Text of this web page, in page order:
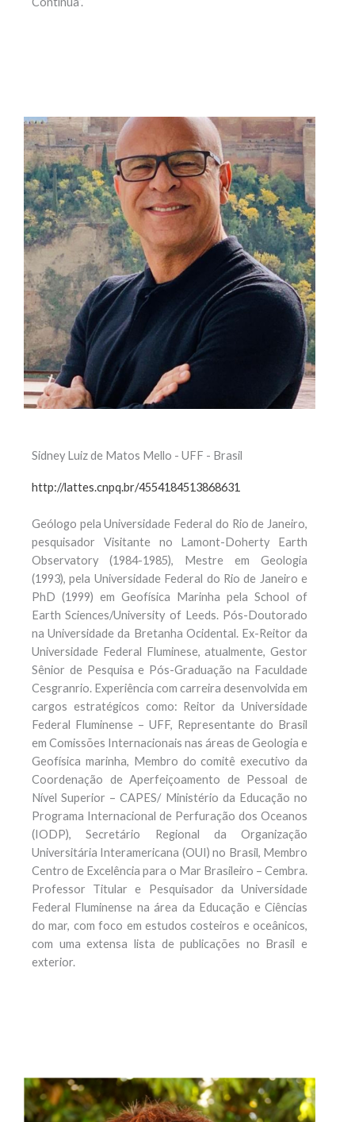
Sidney Luiz de Matos Mello - UFF - Brasil
http://lattes.cnpq.br/4554184513868631
Geólogo pela Universidade Federal do Rio de Janeiro,
pesquisador Visitante no Lamont-Doherty Earth
Observatory (1984-1985), Mestre em Geologia
(1993), pela Universidade Federal do Rio de Janeiro e
PhD (1999) em Geofísica Marinha pela School of
Earth Sciences/University of Leeds. Pós-Doutorado
na Universidade da Bretanha Ocidental. Ex-Reitor da
Universidade Federal Fluminese, atualmente, Gestor
Sênior de Pesquisa e Pós-Graduação na Faculdade
Cesgranrio. Experiência com carreira desenvolvida em
cargos estratégicos como: Reitor da Universidade
Federal Fluminense – UFF, Representante do Brasil
em Comissões Internacionais nas áreas de Geologia e
Geofísica marinha, Membro do comitê executivo da
Coordenação de Aperfeiçoamento de Pessoal de
Nível Superior – CAPES/ Ministério da Educação no
Programa Internacional de Perfuração dos Oceanos
(IODP), Secretário Regional da Organização
Universitária Interamericana (OUI) no Brasil, Membro
Centro de Excelência para o Mar Brasileiro – Cembra.
Professor Titular e Pesquisador da Universidade
Federal Fluminense na área da Educação e Ciências
do mar, com foco em estudos costeiros e oceânicos,
com uma extensa lista de publicações no Brasil e
exterior.